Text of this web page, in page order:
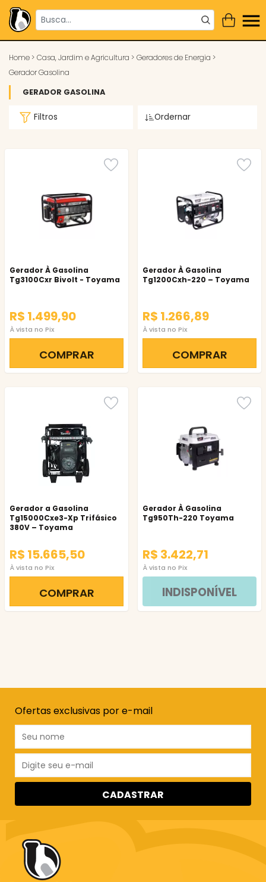
Home > Casa, Jardim e Agricultura > Geradores de Energia >
Gerador Gasolina
GERADOR GASOLINA
Filtros Ordernar
Gerador À Gasolina
Tg3100Cxr Bivolt - Toyama
R$ 1.499,90
À vista no Pix
COMPRAR
Gerador À Gasolina
Tg1200Cxh-220 – Toyama
R$ 1.266,89
À vista no Pix
COMPRAR
Gerador a Gasolina
Tg15000Cxe3-Xp Trifásico
380V – Toyama
R$ 15.665,50
À vista no Pix
COMPRAR
Gerador À Gasolina
Tg950Th-220 Toyama
R$ 3.422,71
À vista no Pix
INDISPONÍVEL
Ofertas exclusivas por e-mail
CADASTRAR